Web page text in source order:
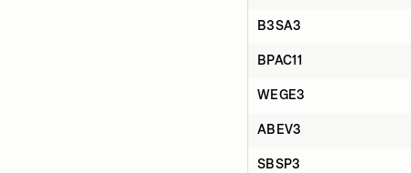
B3SA3
BPAC11
WEGE3
ABEV3
SBSP3